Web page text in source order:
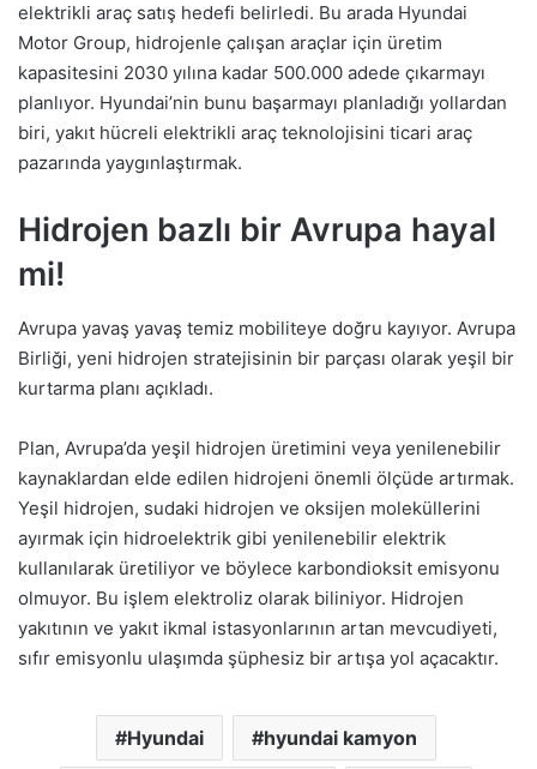
elektrikli araç satış hedefi belirledi. Bu arada Hyundai
Motor Group, hidrojenle çalışan araçlar için üretim
kapasitesini 2030 yılına kadar 500.000 adede çıkarmayı
planlıyor. Hyundai’nin bunu başarmayı planladığı yollardan
biri, yakıt hücreli elektrikli araç teknolojisini ticari araç
pazarında yaygınlaştırmak.
Hidrojen bazlı bir Avrupa hayal
mi!
Avrupa yavaş yavaş temiz mobiliteye doğru kayıyor. Avrupa
Birliği, yeni hidrojen stratejisinin bir parçası olarak yeşil bir
kurtarma planı açıkladı.
Plan, Avrupa’da yeşil hidrojen üretimini veya yenilenebilir
kaynaklardan elde edilen hidrojeni önemli ölçüde artırmak.
Yeşil hidrojen, sudaki hidrojen ve oksijen moleküllerini
ayırmak için hidroelektrik gibi yenilenebilir elektrik
kullanılarak üretiliyor ve böylece karbondioksit emisyonu
olmuyor. Bu işlem elektroliz olarak biliniyor. Hidrojen
yakıtının ve yakıt ikmal istasyonlarının artan mevcudiyeti,
sıfır emisyonlu ulaşımda şüphesiz bir artışa yol açacaktır.
Hyundai hyundai kamyon